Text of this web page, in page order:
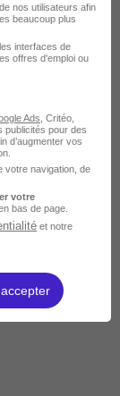
nos utilisateurs afin
beaucoup plus
interfaces de
offres d'emploi ou
Ads , Critéo,
publicités pour des
d’augmenter vos
votre navigation, de
votre
bas de page.
et notre